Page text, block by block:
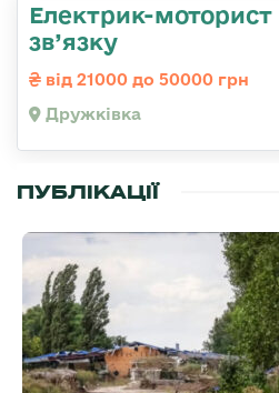
Електрик-моторист
зв’язку
від 21000 до 50000 грн
Дружківка
ПУБЛІКАЦІЇ